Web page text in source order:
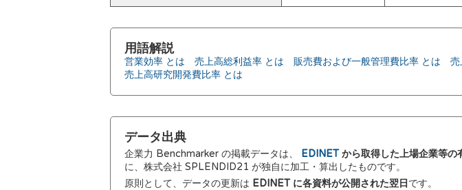
用語解説
営業効率 とは 売上高総利益率 とは 販売費および一般管理費比率 とは 売
売上高研究開発費比率 とは
データ出典
企業力 Benchmarker の掲載データは、 EDINETから取得した上場企業等の
に、株式会社 SPLENDID21 が独自に加工・算出したものです。
原則として、データの更新は EDINET に各資料が公開された翌日 です。